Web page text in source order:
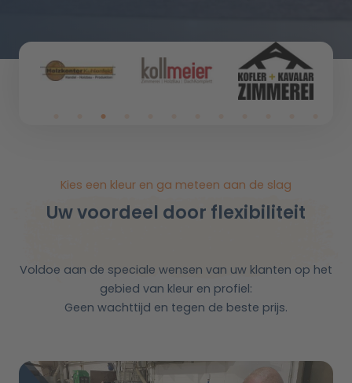
Kies een kleur en ga meteen aan de slag
Uw voordeel door flexibiliteit
Voldoe aan de speciale wensen van uw klanten op het
gebied van kleur en profiel:
Geen wachttijd en tegen de beste prijs.